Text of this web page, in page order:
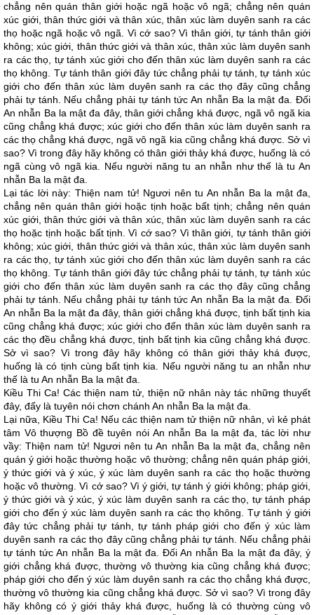
chẳng nên quán thân giới hoặc ngã hoặc vô ngã; chẳng nên quán
xúc giới, thân thức giới và thân xúc, thân xúc làm duyên sanh ra các
thọ hoặc ngã hoặc vô ngã. Vì cớ sao? Vì thân giới, tự tánh thân giới
không; xúc giới, thân thức giới và thân xúc, thân xúc làm duyên sanh
ra các thọ, tự tánh xúc giới cho đến thân xúc làm duyên sanh ra các
thọ không. Tự tánh thân giới đây tức chẳng phải tự tánh, tự tánh xúc
giới cho đến thân xúc làm duyên sanh ra các thọ đây cũng chẳng
phải tự tánh. Nếu chẳng phải tự tánh tức An nhẫn Ba la mật đa. Đối
An nhẫn Ba la mật đa đây, thân giới chẳng khá được, ngã vô ngã kia
cũng chẳng khá được; xúc giới cho đến thân xúc làm duyên sanh ra
các thọ chẳng khá được, ngã vô ngã kia cũng chẳng khá được. Sở vì
sao? Vì trong đây hãy không có thân giới thảy khá được, huống là có
ngã cùng vô ngã kia. Nếu người năng tu an nhẫn như thế là tu An
nhẫn Ba la mật đa.
Lại tác lời này: Thiện nam tử! Ngươi nên tu An nhẫn Ba la mật đa,
chẳng nên quán thân giới hoặc tịnh hoặc bất tịnh; chẳng nên quán
xúc giới, thân thức giới và thân xúc, thân xúc làm duyên sanh ra các
thọ hoặc tịnh hoặc bất tịnh. Vì cớ sao? Vì thân giới, tự tánh thân giới
không; xúc giới, thân thức giới và thân xúc, thân xúc làm duyên sanh
ra các thọ, tự tánh xúc giới cho đến thân xúc làm duyên sanh ra các
thọ không. Tự tánh thân giới đây tức chẳng phải tự tánh, tự tánh xúc
giới cho đến thân xúc làm duyên sanh ra các thọ đây cũng chẳng
phải tự tánh. Nếu chẳng phải tự tánh tức An nhẫn Ba la mật đa. Đối
An nhẫn Ba la mật đa đây, thân giới chẳng khá được, tịnh bất tịnh kia
cũng chẳng khá được; xúc giới cho đến thân xúc làm duyên sanh ra
các thọ đều chẳng khá được, tịnh bất tịnh kia cũng chẳng khá được.
Sở vì sao? Vì trong đây hãy không có thân giới thảy khá được,
huống là có tịnh cùng bất tịnh kia. Nếu người năng tu an nhẫn như
thế là tu An nhẫn Ba la mật đa.
Kiều Thi Ca! Các thiện nam tử, thiện nữ nhân này tác những thuyết
đây, đấy là tuyên nói chơn chánh An nhẫn Ba la mật đa.
Lại nữa, Kiều Thi Ca! Nếu các thiện nam tử thiện nữ nhân, vì kẻ phát
tâm Vô thượng Bồ đề tuyên nói An nhẫn Ba la mật đa, tác lời như
vầy: Thiện nam tử! Ngươi nên tu An nhẫn Ba la mật đa, chẳng nên
quán ý giới hoặc thường hoặc vô thường; chẳng nên quán pháp giới,
ý thức giới và ý xúc, ý xúc làm duyên sanh ra các thọ hoặc thường
hoặc vô thường. Vì cớ sao? Vì ý giới, tự tánh ý giới không; pháp giới,
ý thức giới và ý xúc, ý xúc làm duyên sanh ra các thọ, tự tánh pháp
giới cho đến ý xúc làm duyên sanh ra các thọ không. Tự tánh ý giới
đây tức chẳng phải tự tánh, tự tánh pháp giới cho đến ý xúc làm
duyên sanh ra các thọ đây cũng chẳng phải tự tánh. Nếu chẳng phải
tự tánh tức An nhẫn Ba la mật đa. Đối An nhẫn Ba la mật đa đây, ý
giới chẳng khá được, thường vô thường kia cũng chẳng khá được;
pháp giới cho đến ý xúc làm duyên sanh ra các thọ chẳng khá được,
thường vô thường kia cũng chẳng khá được. Sở vì sao? Vì trong đây
hãy không có ý giới thảy khá được, huống là có thường cùng vô